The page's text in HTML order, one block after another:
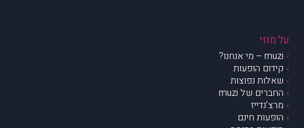
על מוזי
muzi – מי אנחנו?
קידום הופעות
שאלות נפוצות
החברים של muzi
מרצ’נדייז
הופעות חינם